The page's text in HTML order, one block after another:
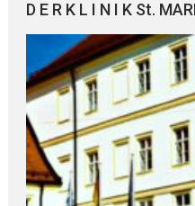
D E R K L I N I K St.